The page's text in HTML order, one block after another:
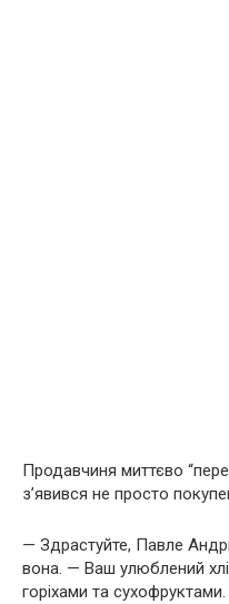
Продавчиня миттєво
з’явився не просто
— Здрастуйте, Павле
вона. — Ваш улюблений
горіхами та